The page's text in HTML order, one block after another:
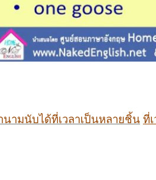
นามนับได้ที่เวลาเป็นหลายชิ้น ที่